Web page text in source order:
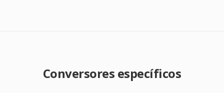
Conversores específicos